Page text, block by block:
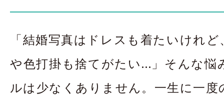
アクセス
「結婚写真はドレスも着たいけれ
や色打掛も捨てがたい…」そんな悩
ルは少なくありません。一生に一度